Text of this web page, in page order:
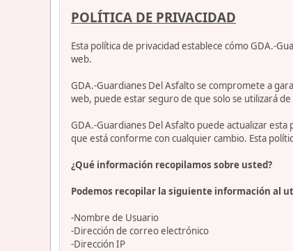
POLÍTICA DE PRIVACIDAD
Esta política de privacidad establece cómo GDA.-
web.
GDA.-Guardianes Del Asfalto se compromete a
web, puede estar seguro de que solo se utilizará
GDA.-Guardianes Del Asfalto puede actualizar
que está conforme con cualquier cambio. Esta
¿Qué información recopilamos sobre usted?
Podemos recopilar la siguiente información al
-Nombre de Usuario
-Dirección de correo electrónico
-Dirección IP